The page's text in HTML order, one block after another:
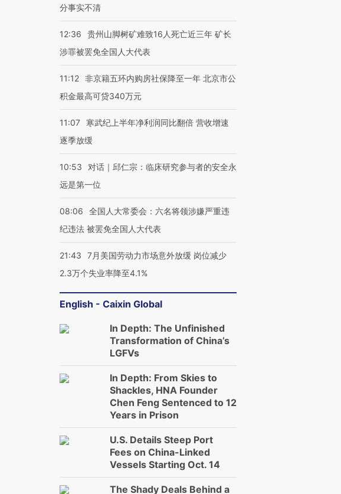
分事实不清
12:36
贵州山脚树矿难致16人死亡近三年 矿长
涉罪被罢免全国人大代表
11:12 非京籍五环内购房社保降至一年 北京市公
积金最高可贷340万元
11:07
寒武纪上半年净利润同比翻倍 营收增速
逐季放缓
10:53
对话｜邱仁宗：临床研究参与者的安全永
远是第一位
08:06
全国人大常委会：六名将领涉嫌严重违
纪违法 被罢免全国人大代表
21:43
7月美国劳动力市场意外放缓 岗位减少
2.3万个失业率降至4.1%
English - Caixin Global
In Depth: The Unfinished
Transformation of China’s
LGFVs
In Depth: From Skies to
Shackles, HNA Founder
Chen Feng Sentenced to 12
Years in Prison
U.S. Details Steep Port
Fees on China-Linked
Vessels Starting Oct. 14
The Shady Deals Behind a